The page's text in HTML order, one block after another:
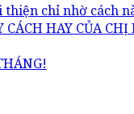
thiện chỉ nhờ cách
CÁCH HAY CỦA